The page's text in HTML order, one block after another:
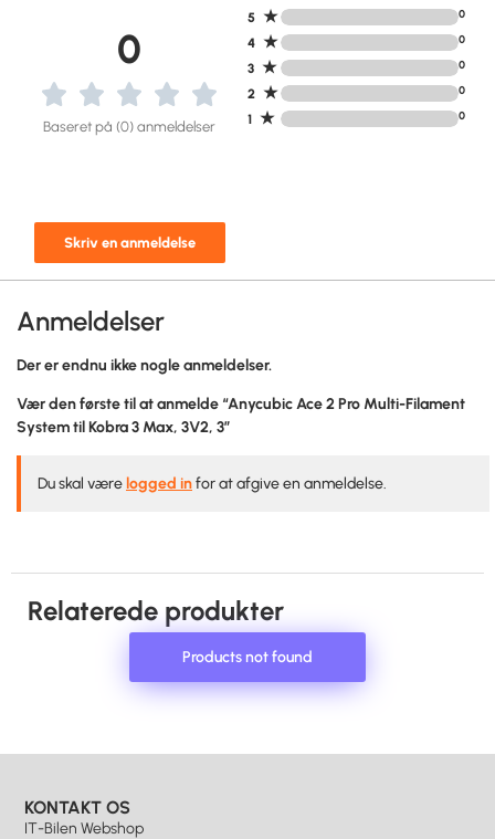
0
Baseret på (0) anmeldelser
Skriv en anmeldelse
5 ★ 0
4 ★ 0
3 ★ 0
2 ★ 0
1 ★ 0
Anmeldelser
Der er endnu ikke nogle anmeldelser.
Vær den første til at anmelde “Anycubic Ace 2 Pro Multi-Filament
System til Kobra 3 Max, 3V2, 3”
Du skal være logged infor at afgive en anmeldelse.
Relaterede produkter
Products not found
KONTAKT OS
IT-Bilen Webshop